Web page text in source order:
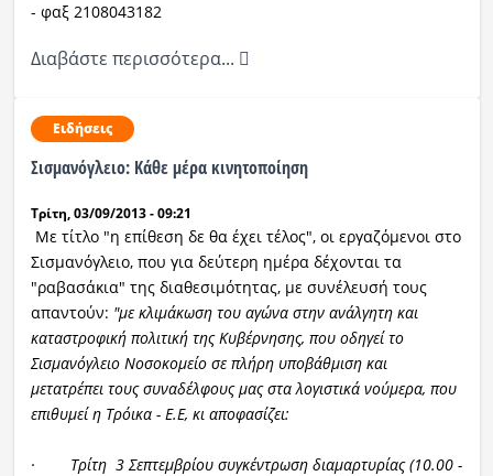
- φαξ 2108043182
Διαβάστε περισσότερα...
Ειδήσεις
Σισμανόγλειο: Kάθε μέρα κινητοποίηση
Τρίτη, 03/09/2013 - 09:21
Με τίτλο "η επίθεση δε θα έχει τέλος", οι εργαζόμενοι στο
Σισμανόγλειο, που για δεύτερη ημέρα δέχονται τα
"ραβασάκια" της διαθεσιμότητας, με συνέλευσή τους
απαντούν: "με κλιμάκωση του αγώνα στην ανάλγητη και
καταστροφική πολιτική της Κυβέρνησης, που οδηγεί το
Σισμανόγλειο Νοσοκομείο σε πλήρη υποβάθμιση και
μετατρέπει τους συναδέλφους μας στα λογιστικά νούμερα, που
επιθυμεί η Τρόικα - Ε.Ε, κι αποφασίζει:
· Τρίτη 3 Σεπτεμβρίου συγκέντρωση διαμαρτυρίας (10.00 -